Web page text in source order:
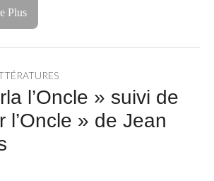
Plus
l’Oncle » suivi de
l’Oncle » de Jean